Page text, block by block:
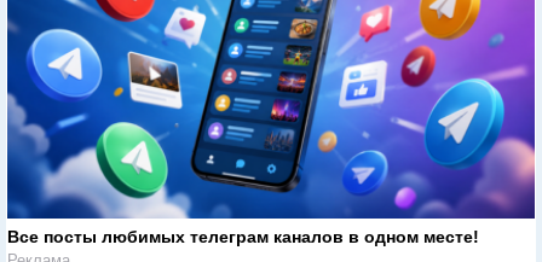
Все посты любимых телеграм каналов в одном месте!